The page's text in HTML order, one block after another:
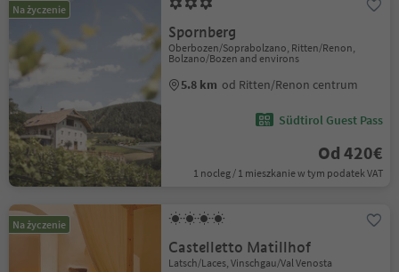
Na życzenie
Spornberg
Oberbozen/Soprabolzano, Ritten/Renon,
Bolzano/Bozen and environs
5.8 km od Ritten/Renon centrum
Südtirol Guest Pass
Od 420€
1 nocleg / 1 mieszkanie w tym podatek VAT
Na życzenie
Castelletto Matillhof
Latsch/Laces, Vinschgau/Val Venosta